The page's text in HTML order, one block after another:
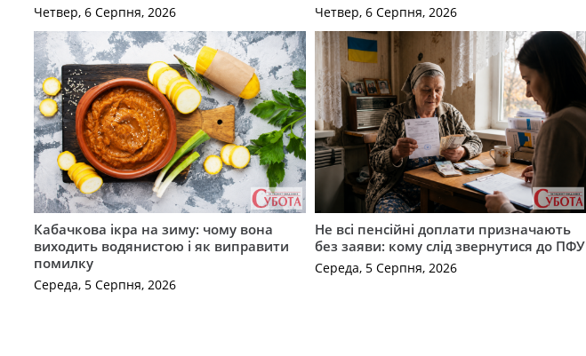
Четвер, 6 Серпня, 2026 Четвер, 6 Серпня, 2026
Кабачкова ікра на зиму: чому вона
виходить водянистою і як виправити
помилку
Середа, 5 Серпня, 2026
Не всі пенсійні доплати призначають
без заяви: кому слід звернутися до ПФУ
Середа, 5 Серпня, 2026